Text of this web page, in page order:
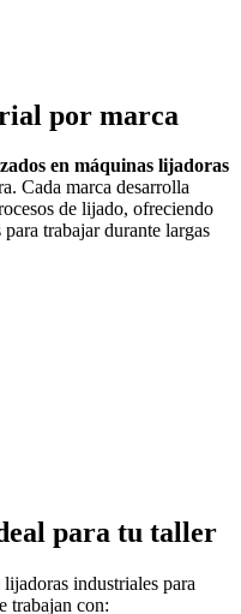
por marca
en máquinas lijadoras
Cada marca desarrolla
de lijado, ofreciendo
trabajar durante largas
para tu taller
industriales para
trabajan con: